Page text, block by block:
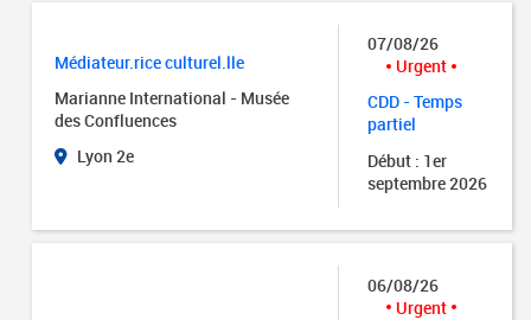
Médiateur.rice culturel.lle
Marianne International - Musée
des Confluences
Lyon 2e
07/08/26
Urgent
CDD - Temps
partiel
Début : 1er
septembre 2026
06/08/26
Urgent